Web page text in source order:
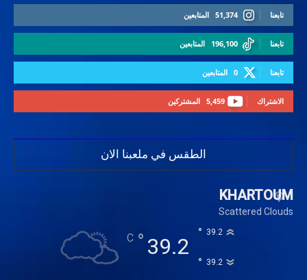
51,374 المتابعين تابعنا
196,100 المتابعين تابعنا
0 المتابعين تابعنا
5,459 المشتركين الاشتراك
الطقس في ملعبنا الان
KHARTOUM
Scattered Clouds
39.2
°
C 39.2
°
39.2
°